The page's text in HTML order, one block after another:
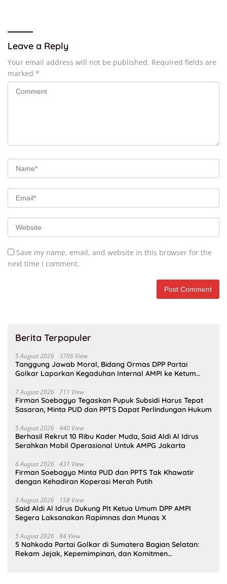
Leave a Reply
Your email address will not be published. Required fields are
marked *
Save my name, email, and website in this browser for the
next time I comment.
Berita Terpopuler
5 August 2026 3706 View
Tanggung Jawab Moral, Bidang Ormas DPP Partai
Golkar Laporkan Kegaduhan Internal AMPI ke Ketum
7 August 2026 711 View
Firman Soebagyo Tegaskan Pupuk Subsidi Harus Tepat
Sasaran, Minta PUD dan PPTS Dapat Perlindungan Hukum
5 August 2026 440 View
Berhasil Rekrut 10 Ribu Kader Muda, Said Aldi Al Idrus
Serahkan Mobil Operasional Untuk AMPG Jakarta
6 August 2026 431 View
Firman Soebagyo Minta PUD dan PPTS Tak Khawatir
dengan Kehadiran Koperasi Merah Putih
3 August 2026 158 View
Said Aldi Al Idrus Dukung Plt Ketua Umum DPP AMPI
Segera Laksanakan Rapimnas dan Munas X
5 August 2026 84 View
5 Nahkoda Partai Golkar di Sumatera Bagian Selatan:
Rekam Jejak, Kepemimpinan, dan Komitmen